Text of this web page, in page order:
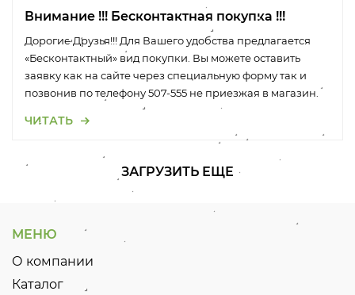
Внимание !!! Бесконтактная покупка !!!
Дорогие Друзья!!! Для Вашего удобства предлагается
«Бесконтактный» вид покупки. Вы можете оставить
заявку как на сайте через специальную форму так и
позвонив по телефону 507-555 не приезжая в магазин.
ЧИТАТЬ
ЗАГРУЗИТЬ ЕЩЕ
МЕНЮ
О компании
Каталог